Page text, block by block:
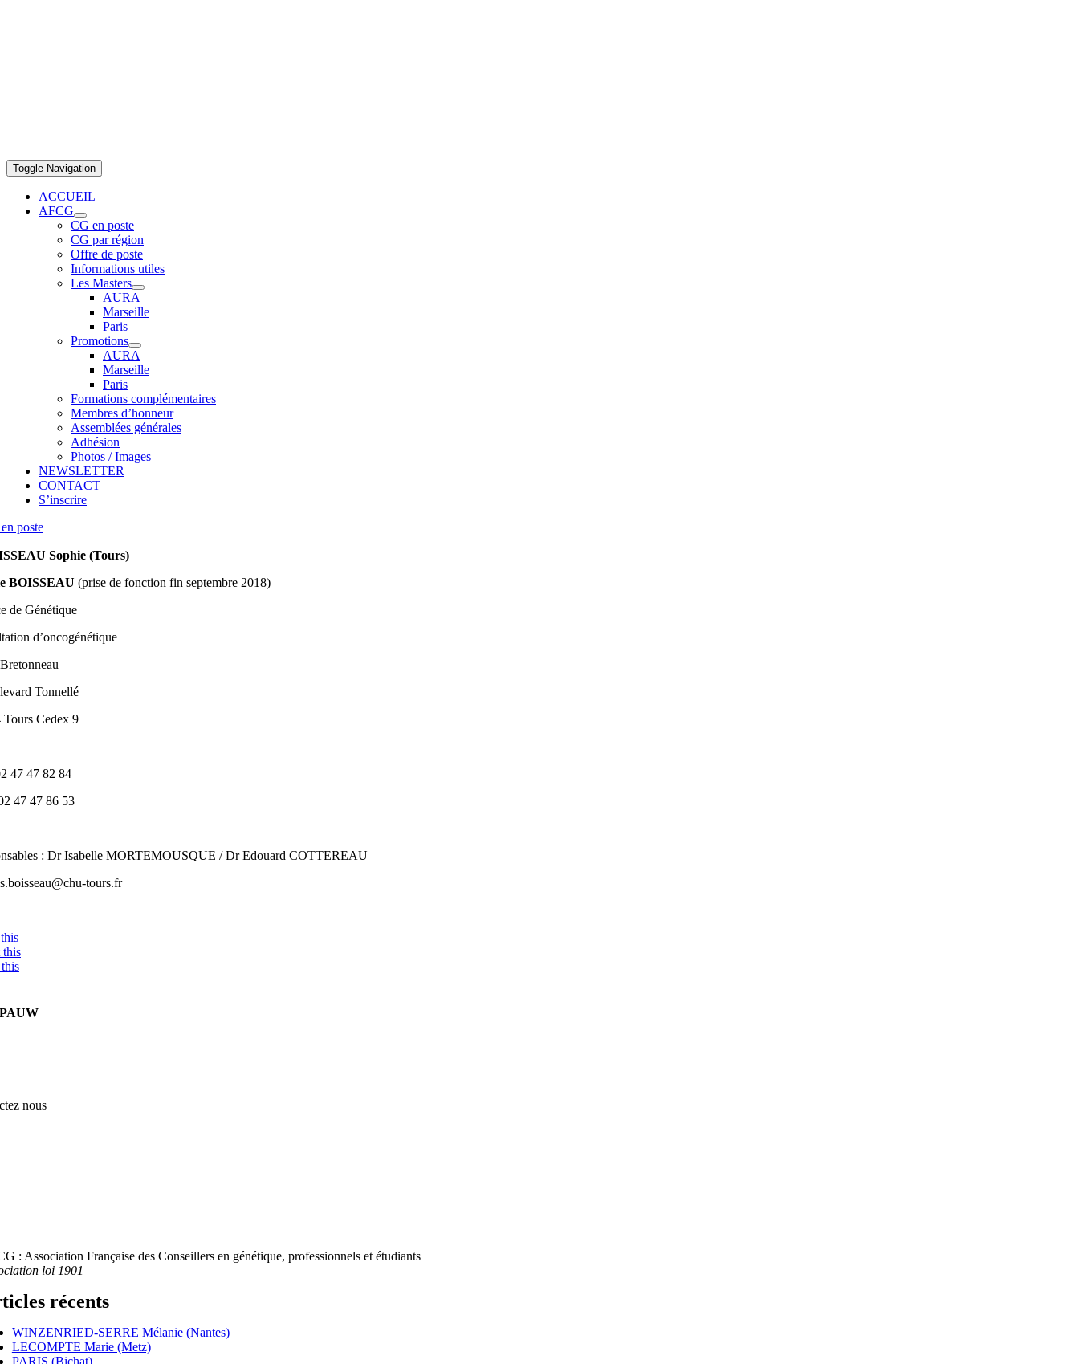
Toggle Navigation
ACCUEIL
AFCG
CG en poste
CG par région
Offre de poste
Informations utiles
Les Masters
AURA
Marseille
Paris
Promotions
AURA
Marseille
Paris
Formations complémentaires
Membres d’honneur
Assemblées générales
Adhésion
Photos / Images
NEWSLETTER
CONTACT
S’inscrire
poste
Sophie (Tours)
BOISSEAU (prise de fonction fin septembre 2018)
de Génétique
d’oncogénétique
Tonnellé
Tours Cedex 9
47 47 82 84
47 47 86 53
: Dr Isabelle MORTEMOUSQUE / Dr Edouard COTTEREAU
@chu-tours.fr
this
nous
: Association Française des Conseillers en génétique, professionnels et étudiants
loi 1901
récents
WINZENRIED-SERRE Mélanie (Nantes)
LECOMPTE Marie (Metz)
PARIS (Bichat)